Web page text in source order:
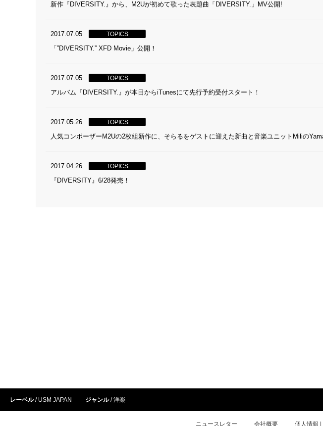
新作『DIVERSITY.』から、M2Uが初めて歌った表題曲「DIVERSITY.」MV公開!
2017.07.05 TOPICS
「”DIVERSITY.” XFD Movie」公開！
2017.07.05 TOPICS
アルバム『DIVERSITY.』が本日からiTunesにて先行予約受付スタート！
2017.05.26 TOPICS
人気コンポーザーM2Uの2枚組新作に、そらるをゲストに迎えた新曲と音楽ユニットMiliの
2017.04.26 TOPICS
『DIVERSITY』6/28発売！
レーベル USM JAPAN ジャンル 洋楽
ニュースレター 会社概要 個人情報 |